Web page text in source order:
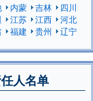
内蒙 吉林
四川
江苏 江西
河北
福建 贵州
辽宁
人名单